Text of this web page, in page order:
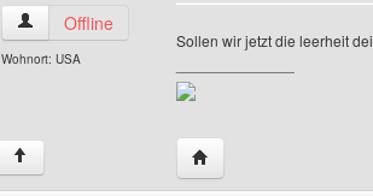
wdys Benutzer-Profile anzeigen
Offline
Wohnort: USA
Sollen wir jetzt die leerheit
↑ Website dieses